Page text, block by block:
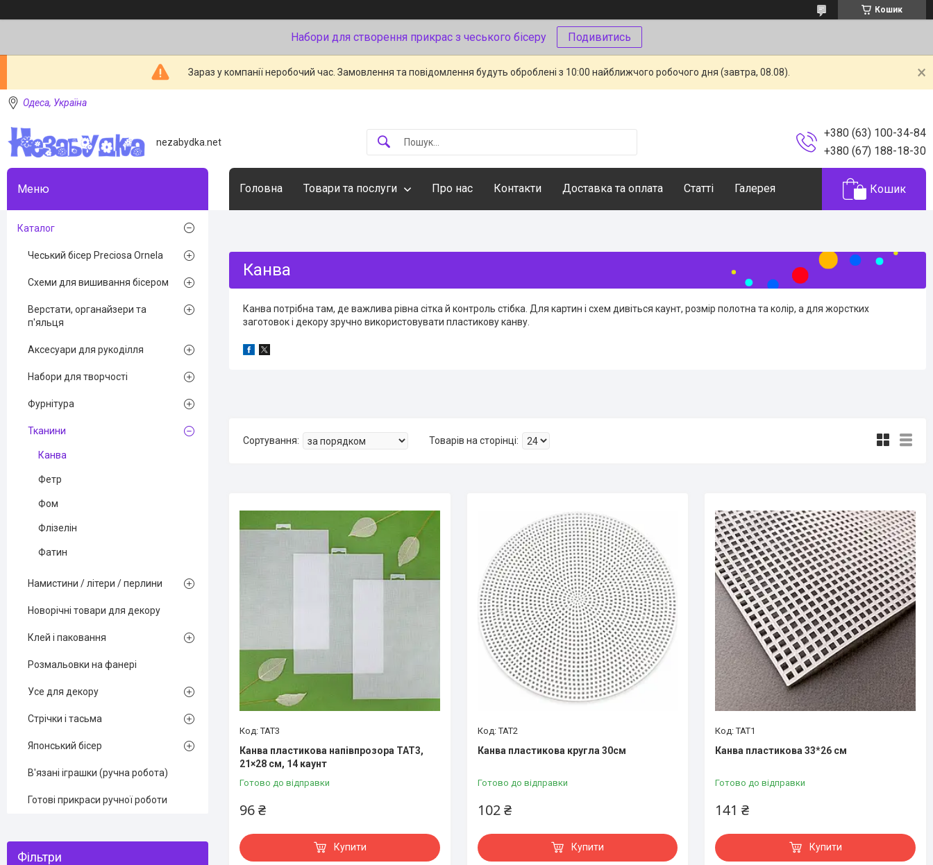
Кошик
Набори для створення прикрас з чеського бісеру Подивитись
Зараз у компанії неробочий час. Замовлення та повідомлення будуть оброблені з 10:00 найближчого робочого дня (завтра, 08.08).
Одеса, Україна
nezabydka.net
+380 (63) 100-34-84
+380 (67) 188-18-30
Головна Товари та послуги Про нас Контакти Доставка та оплата Статті Галерея Кошик
Канва
Канва потрібна там, де важлива рівна сітка й контроль стібка. Для картин і схем дивіться каунт, розмір полотна та колір, а для жорстких
заготовок і декору зручно використовувати пластикову канву.
ТАТ3
Канва пластикова напівпрозора ТАТ3,
21×28 см, 14 каунт
Готово до відправки
96 ₴
Купити
ТАТ2
Канва пластикова кругла 30см
Готово до відправки
102 ₴
Купити
ТАТ1
Канва пластикова 33*26 см
Готово до відправки
141 ₴
Купити
Каталог
Чеський бісер Preciosa Ornela
Схеми для вишивання бісером
Верстати, органайзери та
п'яльця
Аксесуари для рукоділля
Набори для творчості
Фурнітура
Тканини
Канва
Фетр
Фом
Флізелін
Фатин
Намистини / літери / перлини
Новорічні товари для декору
Клей і паковання
Розмальовки на фанері
Усе для декору
Стрічки і тасьма
Японський бісер
В'язані іграшки (ручна робота)
Готові прикраси ручної роботи
Фільтри